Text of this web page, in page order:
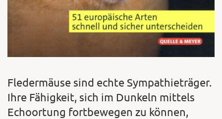
Fledermäuse sind echte Sympathieträger.
Ihre Fähigkeit, sich im Dunkeln mittels
Echoortung fortbewegen zu können,